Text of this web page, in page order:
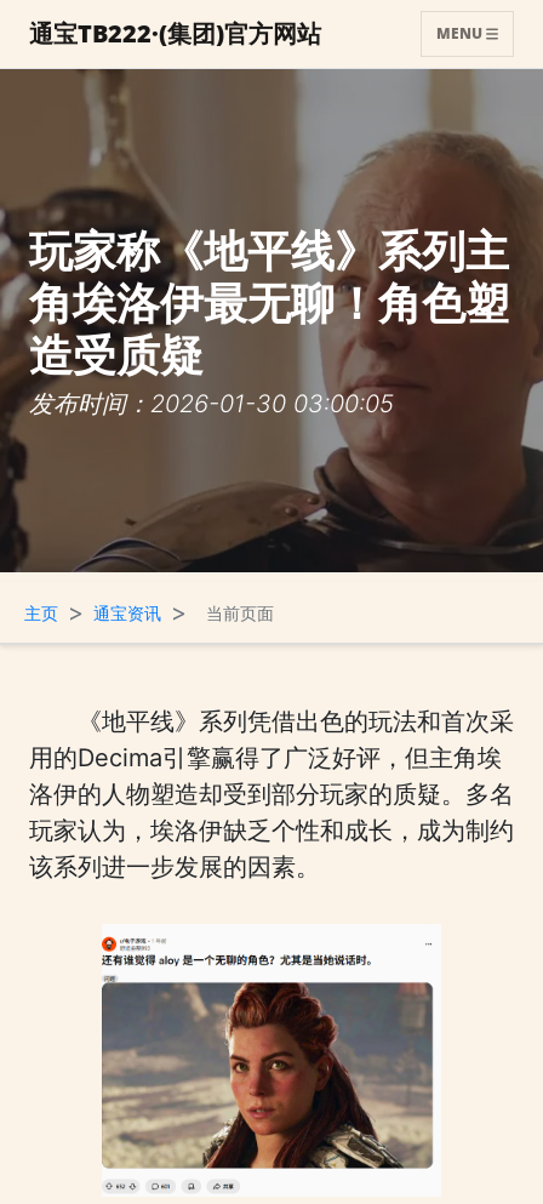
通宝TB222·(集团)官方网站 MENU
玩家称《地平线》系列主
角埃洛伊最无聊！角色塑
造受质疑
发布时间：2026-01-30 03:00:05
主页 > 通宝资讯 > 当前页面
《地平线》系列凭借出色的玩法和首次采
用的Decima引擎赢得了广泛好评，但主角埃
洛伊的人物塑造却受到部分玩家的质疑。多名
玩家认为，埃洛伊缺乏个性和成长，成为制约
该系列进一步发展的因素。